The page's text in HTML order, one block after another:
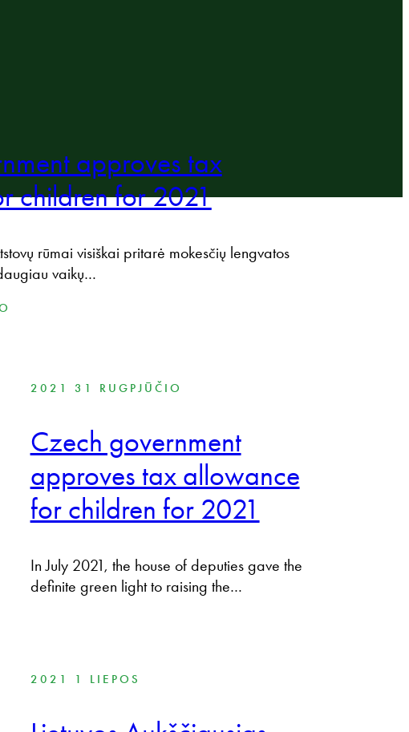
approves tax
children for 2021
rūmai visiškai pritarė mokesčių lengvatos
vaikų…
2021 31 RUGPJŪČIO
Czech government
approves tax allowance
for children for 2021
In July 2021, the house of deputies gave the
definite green light to raising the…
2021 1 LIEPOS